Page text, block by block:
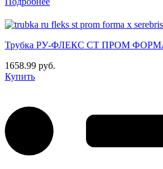
Трубка РУ-ФЛЕКС СТ ПРОМ ФОРМА
1658.99 руб.
Купить